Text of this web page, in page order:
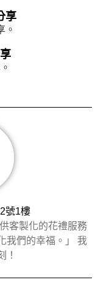
享
。
號1樓
客製化的花禮服務
我們的幸福。」 我
！